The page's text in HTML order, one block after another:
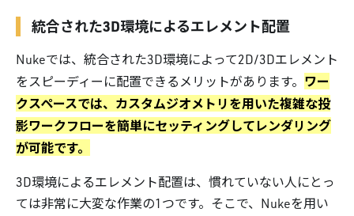
統合された3D環境によるエレメント配置
Nukeでは、統合された3D環境によって2D/3Dエレメント
をスピーディーに配置できるメリットがあります。 ワー
クスペースでは、カスタムジオメトリを用いた複雑な投
影ワークフローを簡単にセッティングしてレンダリング
が可能です。
3D環境によるエレメント配置は、慣れていない人にとっ
ては非常に大変な作業の1つです。そこで、Nukeを用い